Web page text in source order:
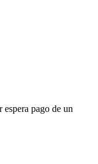
pago de un